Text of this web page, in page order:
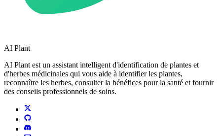
AI Plant
AI Plant est un assistant intelligent d'identification de plantes et
d'herbes médicinales qui vous aide à identifier les plantes,
reconnaître les herbes, consulter la bénéfices pour la santé et fournir
des conseils professionnels de soins.